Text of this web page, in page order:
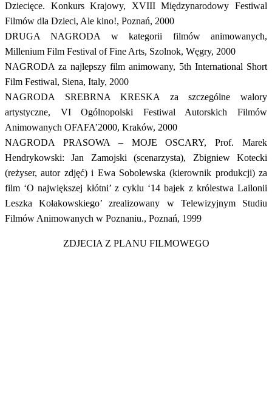
Dziecięce. Konkurs Krajowy, XVIII Międzynarodowy Festiwal
Filmów dla Dzieci, Ale kino!, Poznań, 2000
DRUGA NAGRODA w kategorii filmów animowanych,
Millenium Film Festival of Fine Arts, Szolnok, Węgry, 2000
NAGRODA za najlepszy film animowany, 5th International Short
Film Festiwal, Siena, Italy, 2000
NAGRODA SREBRNA KRESKA za szczególne walory
artystyczne, VI Ogólnopolski Festiwal Autorskich Filmów
Animowanych OFAFA’2000, Kraków, 2000
NAGRODA PRASOWA – MOJE OSCARY, Prof. Marek
Hendrykowski: Jan Zamojski (scenarzysta), Zbigniew Kotecki
(reżyser, autor zdjęć) i Ewa Sobolewska (kierownik produkcji) za
film ‘O największej kłótni’ z cyklu ‘14 bajek z królestwa Lailonii
Leszka Kołakowskiego’ zrealizowany w Telewizyjnym Studiu
Filmów Animowanych w Poznaniu., Poznań, 1999
ZDJECIA Z PLANU FILMOWEGO